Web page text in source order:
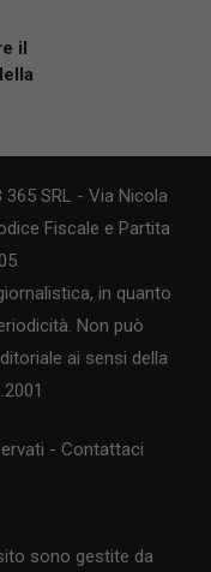
il
SRL - Via Nicola
Fiscale e Partita
in quanto
Non può
ai sensi della
- Contattaci
sono gestite da